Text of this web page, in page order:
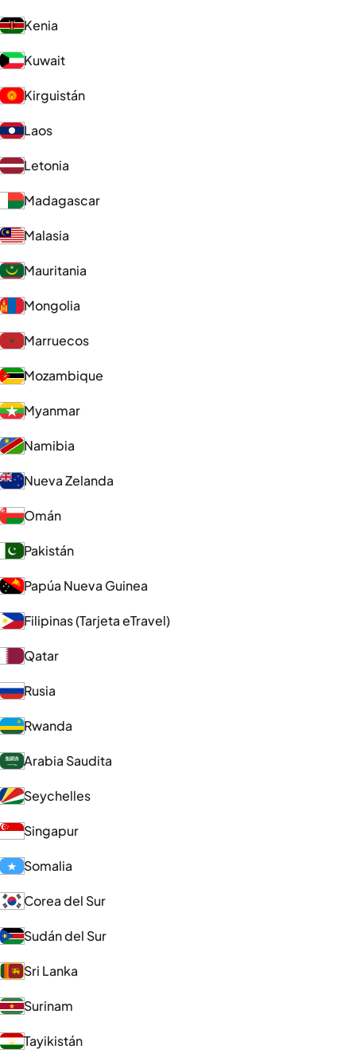
Kenia
Kuwait
Kirguistán
Laos
Letonia
Madagascar
Malasia
Mauritania
Mongolia
Marruecos
Mozambique
Myanmar
Namibia
Nueva Zelanda
Omán
Pakistán
Papúa Nueva Guinea
Filipinas (Tarjeta eTravel)
Qatar
Rusia
Rwanda
Arabia Saudita
Seychelles
Singapur
Somalia
Corea del Sur
Sudán del Sur
Sri Lanka
Surinam
Tayikistán